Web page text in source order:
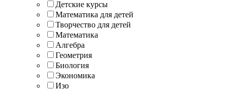
Детские курсы
Математика для детей
Творчество для детей
Математика
Алгебра
Геометрия
Биология
Экономика
Изо